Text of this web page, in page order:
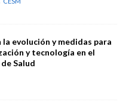
evolución y medidas para
y tecnología en el
Salud